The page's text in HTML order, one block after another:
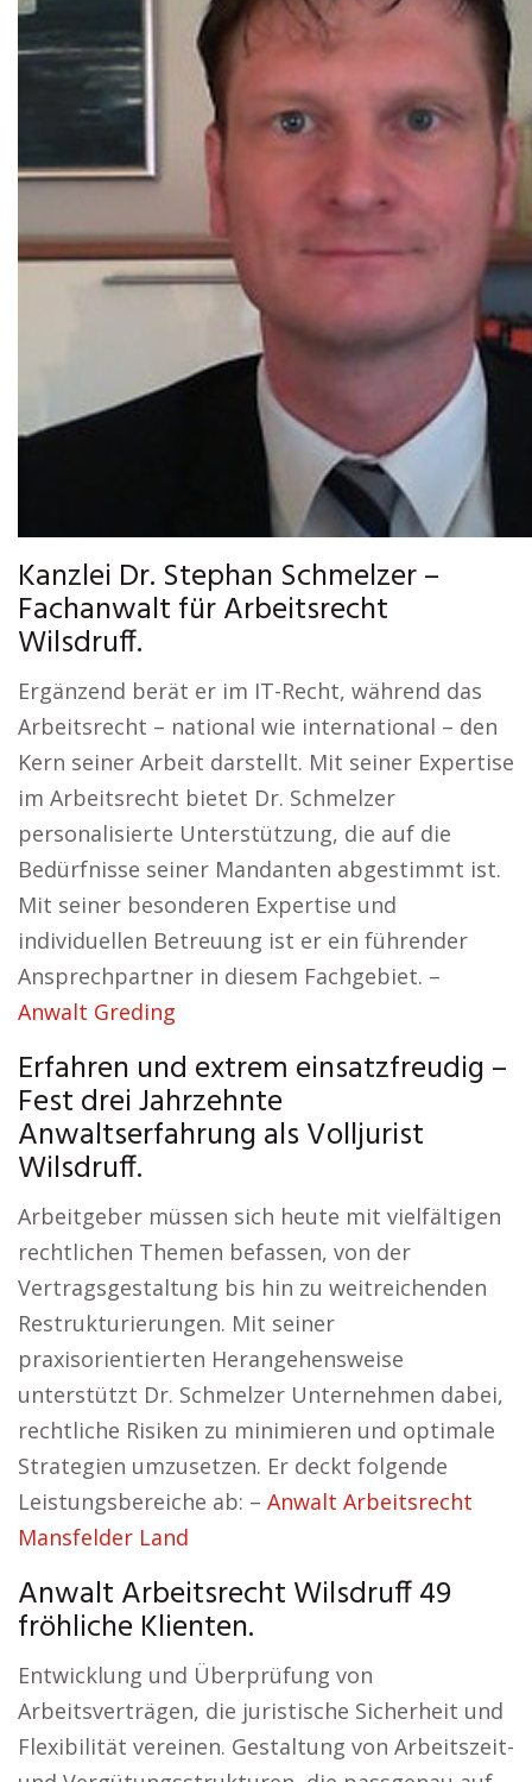
Kanzlei Dr. Stephan Schmelzer –
Fachanwalt für Arbeitsrecht
Wilsdruff.
Ergänzend berät er im IT-Recht, während das
Arbeitsrecht – national wie international – den
Kern seiner Arbeit darstellt. Mit seiner Expertise
im Arbeitsrecht bietet Dr. Schmelzer
personalisierte Unterstützung, die auf die
Bedürfnisse seiner Mandanten abgestimmt ist.
Mit seiner besonderen Expertise und
individuellen Betreuung ist er ein führender
Ansprechpartner in diesem Fachgebiet. –
Anwalt Greding
Erfahren und extrem einsatzfreudig –
Fest drei Jahrzehnte
Anwaltserfahrung als Volljurist
Wilsdruff.
Arbeitgeber müssen sich heute mit vielfältigen
rechtlichen Themen befassen, von der
Vertragsgestaltung bis hin zu weitreichenden
Restrukturierungen. Mit seiner
praxisorientierten Herangehensweise
unterstützt Dr. Schmelzer Unternehmen dabei,
rechtliche Risiken zu minimieren und optimale
Strategien umzusetzen. Er deckt folgende
Leistungsbereiche ab: – Anwalt Arbeitsrecht
Mansfelder Land
Anwalt Arbeitsrecht Wilsdruff 49
fröhliche Klienten.
Entwicklung und Überprüfung von
Arbeitsverträgen, die juristische Sicherheit und
Flexibilität vereinen. Gestaltung von Arbeitszeit-